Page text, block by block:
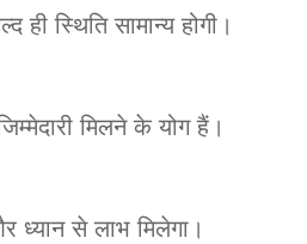
स्थिति सामान्य होगी।
मिलने के योग हैं।
ध्यान से लाभ मिलेगा।